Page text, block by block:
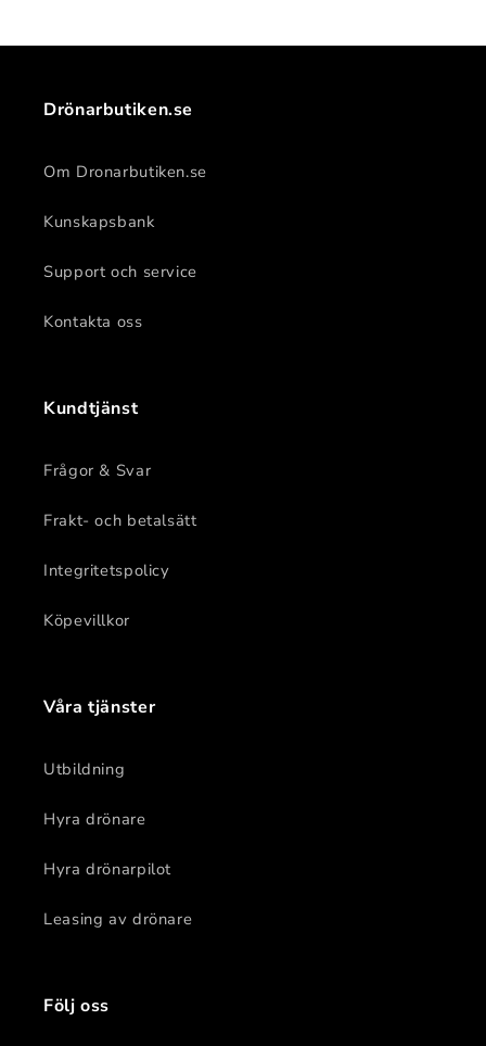
Drönarbutiken.se
Om Dronarbutiken.se
Kunskapsbank
Support och service
Kontakta oss
Kundtjänst
Frågor & Svar
Frakt- och betalsätt
Integritetspolicy
Köpevillkor
Våra tjänster
Utbildning
Hyra drönare
Hyra drönarpilot
Leasing av drönare
Följ oss